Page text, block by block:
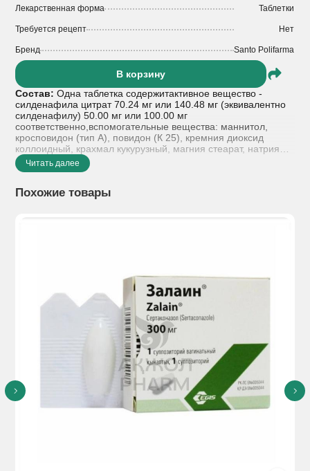
Лекарственная форма Таблетки
Требуется рецепт Нет
Бренд Santo Polifarma
В корзину
Состав:Одна таблетка содержитактивное вещество -
силденафила цитрат 70.24 мг или 140.48 мг (эквивалентно
силденафилу) 50.00 мг или 100.00 мг
соответственно,вспомогательные вещества: маннитол,
кросповидон (тип А), повидон (К 25), кремния диоксид
коллоидный, крахмал кукурузный, магния стеарат, натрия
лаурилсульфат,состав оболочки: гипромеллоза (15 mPas),
макрогол 6000, титана диоксид Е171, тальк, индигокармин
применения.Максигру можно принимать с пищей или без.
Тем не менее, для начала действия Максигры может
понадобиться больше времени в случае приема с
пищей.Режим дозированияПрименение у
взрослыхРекомендуемая доза Максигры составляет 50 мг
внутрь примерно за 1 час до полового акта. С учетом
эффективности и переносимости доза может быть
увеличена до 100 мг или уменьшена до 25 мг.
Максимальная рекомендуемая доза составляет 100 мг.
Проглатывать таблетку необходимо целиком, запивая
стаканом воды.Максимальная рекомендуемая частота
приема - 1 раз в сутки. Особые группы пациентовПациенты
пожилого возрастаУ пациентов пожилого возраста (≥ 65 лет)
Читать далее
Похожие товары